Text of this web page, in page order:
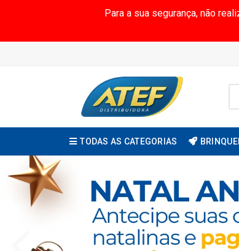
Para a sua segurança, não
TODAS AS CATEGORIAS